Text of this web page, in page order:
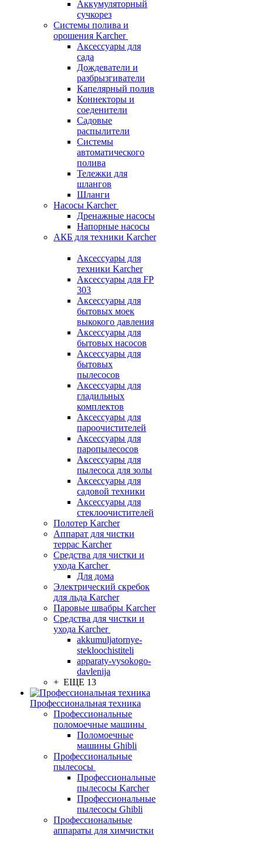
Аккумуляторный
сучкорез
Системы полива и
орошения Karcher
Аксессуары для
сада
Дождеватели и
разбрызгиватели
Капелярный полив
Коннекторы и
соеденители
Садовые
распылители
Системы
автоматического
полива
Тележки для
шлангов
Шланги
Насосы Karcher
Дренажные насосы
Напорные насосы
АКБ для техники Karcher
Аксессуары для
техники Karcher
Аксессуары для FP
303
Аксессуары для
бытовых моек
выкокого давления
Аксессуары для
бытовых насосов
Аксессуары для
бытовых
пылесосов
Аксессуары для
гладильных
комплектов
Аксессуары для
пароочистителей
Аксессуары для
паропылесосов
Аксессуары для
пылесоса для золы
Аксессуары для
садовой техники
Аксессуары для
стеклоочистителей
Полотер Karcher
Аппарат для чистки
террас Karcher
Средства для чистки и
ухода Karcher
Для дома
Электрический скребок
для льда Karcher
Паровые швабры Karcher
Средства для чистки и
ухода Karcher
akkumuljatornye-
stekloochistiteli
apparaty-vysokogo-
davlenija
+ ЕЩЕ 13
Профессиональная техника
Профессиональные
поломоечные машины
Поломоечные
машины Ghibli
Профессиональные
пылесосы
Профессиональные
пылесосы Karcher
Профессиональные
пылесосы Ghibli
Профессиональные
аппараты для химчистки